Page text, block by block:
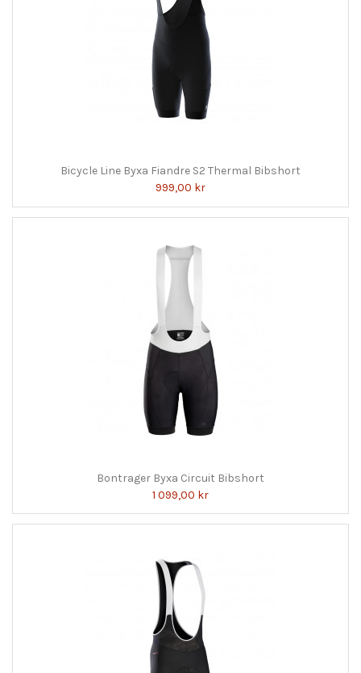
Bicycle Line Byxa Fiandre S2 Thermal Bibshort
999,00 kr
Bontrager Byxa Circuit Bibshort
1 099,00 kr